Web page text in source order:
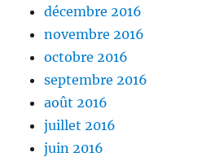
décembre 2016
novembre 2016
octobre 2016
septembre 2016
août 2016
juillet 2016
juin 2016